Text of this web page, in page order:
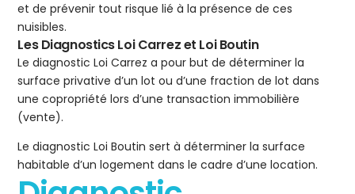
et de prévenir tout risque lié à la présence de ces
nuisibles.
Les Diagnostics Loi Carrez et Loi Boutin
Le diagnostic Loi Carrez a pour but de déterminer la
surface privative d’un lot ou d’une fraction de lot dans
une copropriété lors d’une transaction immobilière
(vente).
Le diagnostic Loi Boutin sert à déterminer la surface
habitable d’un logement dans le cadre d’une location.